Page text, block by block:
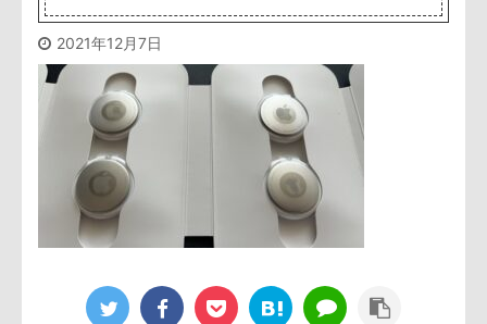
2021年12月7日